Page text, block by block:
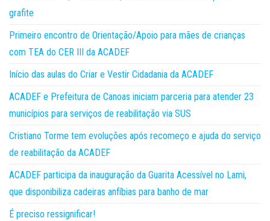
grafite
Primeiro encontro de Orientação/Apoio para mães de crianças
com TEA do CER III da ACADEF
Início das aulas do Criar e Vestir Cidadania da ACADEF
ACADEF e Prefeitura de Canoas iniciam parceria para atender 23
municípios para serviços de reabilitação via SUS
Cristiano Torme tem evoluções após recomeço e ajuda do serviço
de reabilitação da ACADEF
ACADEF participa da inauguração da Guarita Acessível no Lami,
que disponibiliza cadeiras anfíbias para banho de mar
É preciso ressignificar!